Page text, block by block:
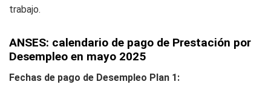
trabajo.
ANSES: calendario de pago de Prestación por
Desempleo en mayo 2025
Fechas de pago de Desempleo Plan 1: